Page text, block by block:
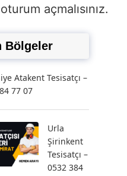
oturum açmalısınız.
Bölgeler
Atakent Tesisatçı –
77 07
Urla
Şirinkent
Tesisatçı –
0532 384